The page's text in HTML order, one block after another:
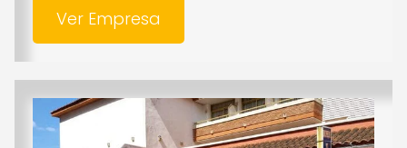
Ver Empresa